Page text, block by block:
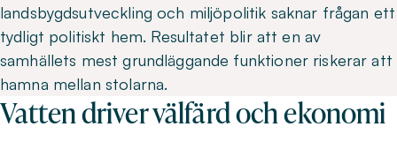
landsbygdsutveckling och miljöpolitik saknar frågan ett
tydligt politiskt hem. Resultatet blir att en av
samhällets mest grundläggande funktioner riskerar att
hamna mellan stolarna.
Vatten driver välfärd och ekonomi